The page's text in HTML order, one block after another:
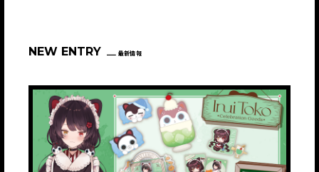
JP
NEW ENTRY 最新情報